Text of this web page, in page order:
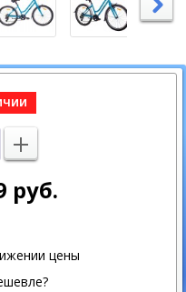
руб.
цены